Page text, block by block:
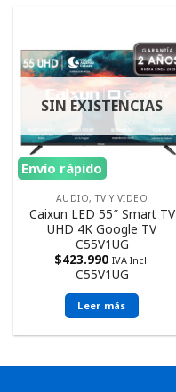
Envío rápido
SIN EXISTENCIAS
AUDIO, TV Y VIDEO
Caixun LED 55″ Smart TV
UHD 4K Google TV
C55V1UG
$423.990 IVA Incl.
C55V1UG
Leer más